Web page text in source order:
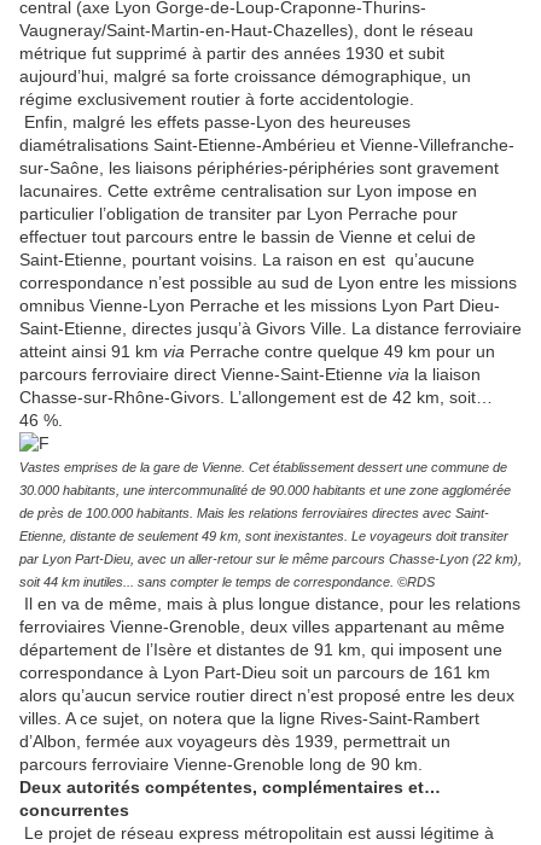
central (axe Lyon Gorge-de-Loup-Craponne-Thurins-
Vaugneray/Saint-Martin-en-Haut-Chazelles), dont le réseau
métrique fut supprimé à partir des années 1930 et subit
aujourd’hui, malgré sa forte croissance démographique, un
régime exclusivement routier à forte accidentologie.
Enfin, malgré les effets passe-Lyon des heureuses
diamétralisations Saint-Etienne-Ambérieu et Vienne-Villefranche-
sur-Saône, les liaisons périphéries-périphéries sont gravement
lacunaires. Cette extrême centralisation sur Lyon impose en
particulier l’obligation de transiter par Lyon Perrache pour
effectuer tout parcours entre le bassin de Vienne et celui de
Saint-Etienne, pourtant voisins. La raison en est qu’aucune
correspondance n’est possible au sud de Lyon entre les missions
omnibus Vienne-Lyon Perrache et les missions Lyon Part Dieu-
Saint-Etienne, directes jusqu’à Givors Ville. La distance ferroviaire
atteint ainsi 91 km via Perrache contre quelque 49 km pour un
parcours ferroviaire direct Vienne-Saint-Etienne via la liaison
Chasse-sur-Rhône-Givors. L’allongement est de 42 km, soit…
46 %.
Vastes emprises de la gare de Vienne. Cet établissement dessert une commune de
30.000 habitants, une intercommunalité de 90.000 habitants et une zone agglomérée
de près de 100.000 habitants. Mais les relations ferroviaires directes avec Saint-
Etienne, distante de seulement 49 km, sont inexistantes. Le voyageurs doit transiter
par Lyon Part-Dieu, avec un aller-retour sur le même parcours Chasse-Lyon (22 km),
soit 44 km inutiles... sans compter le temps de correspondance. ©RDS
Il en va de même, mais à plus longue distance, pour les relations
ferroviaires Vienne-Grenoble, deux villes appartenant au même
département de l’Isère et distantes de 91 km, qui imposent une
correspondance à Lyon Part-Dieu soit un parcours de 161 km
alors qu’aucun service routier direct n’est proposé entre les deux
villes. A ce sujet, on notera que la ligne Rives-Saint-Rambert
d’Albon, fermée aux voyageurs dès 1939, permettrait un
parcours ferroviaire Vienne-Grenoble long de 90 km.
Deux autorités compétentes, complémentaires et…
concurrentes
Le projet de réseau express métropolitain est aussi légitime à